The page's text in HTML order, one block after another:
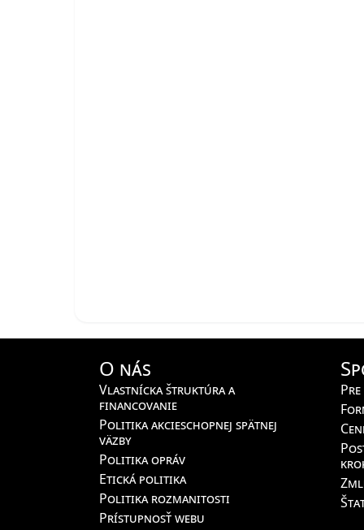
O nás
Vlastnícka štruktúra a
financovanie
Politika akcieschopnej spätnej
väzby
Politika opráv
Etická politika
Politika rozmanitosti
Prístupnosť webu